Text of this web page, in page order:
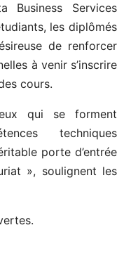
Business Services
les diplômés
de renforcer
à venir s’inscrire
cours.
qui se forment
techniques
porte d’entrée
», soulignent les